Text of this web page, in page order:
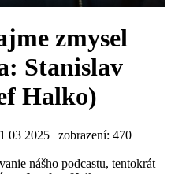
Mute Settings
zmysel
Stanislav
Halko)
03 2025 | zobrazení: 470
nášho podcastu, tentokrát